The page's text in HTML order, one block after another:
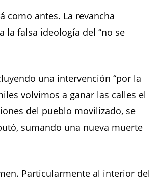
como antes. La revancha
falsa ideología del “no se
una intervención “por la
volvimos a ganar las calles el
del pueblo movilizado, se
sumando una nueva muerte
Particularmente al interior del